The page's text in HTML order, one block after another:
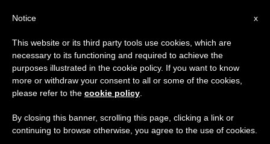
TAG
DERNIÈRES NOUVELLES
x
Notice
This website or its third party tools use cookies, which are
necessary to its functioning and required to achieve the
purposes illustrated in the cookie policy. If you want to know
more or withdraw your consent to all or some of the cookies,
please refer to the cookie policy
By closing this banner, scrolling this page, clicking a link or
continuing to browse otherwise, you agree to the use of cookies.